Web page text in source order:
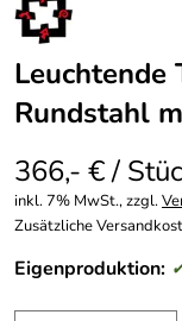
Leuchtende
Rundstahl
366,- € /
inkl. 7% MwSt., zzgl.
Zusätzliche
Eigenproduktion: